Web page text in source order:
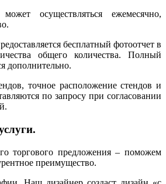
осуществляться ежемесячно,
бесплатный фотоотчет в
общего количества. Полный
дополнительно.
точное расположение стендов и
по запросу при согласовании
торгового предложения – поможем
преимущество.